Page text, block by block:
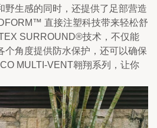
野生感的同时，还提供了足部营造
直接注塑科技带来轻松舒
SURROUND®技术，不仅能
个角度提供防水保护，还可以确保
MULTI-VENT翱翔系列，让你